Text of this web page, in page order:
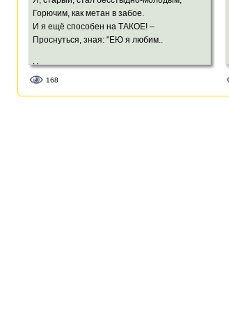
Горючим, как метан в забое.
И я ещё способен на ТАКОЕ! –
Проснуться, зная: "ЕЮ я любим..
Но ты – ты в измерении ином
Спешишь, смеёшься, делаешь покупки.
168